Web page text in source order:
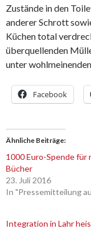
Zustände in den
anderer Schrott
Küchen total
überquellenden
unter
Facebook
Ähnliche Beiträge
1000 Euro-Spende für
Bücher
23. Juli 2016
In "Pressemitteilung
Integration in Lahr